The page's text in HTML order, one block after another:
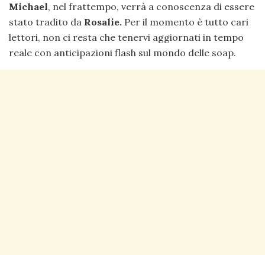
Michael, nel frattempo, verrà a conoscenza di essere
stato tradito da Rosalie. Per il momento è tutto cari
lettori, non ci resta che tenervi aggiornati in tempo
reale con anticipazioni flash sul mondo delle soap.